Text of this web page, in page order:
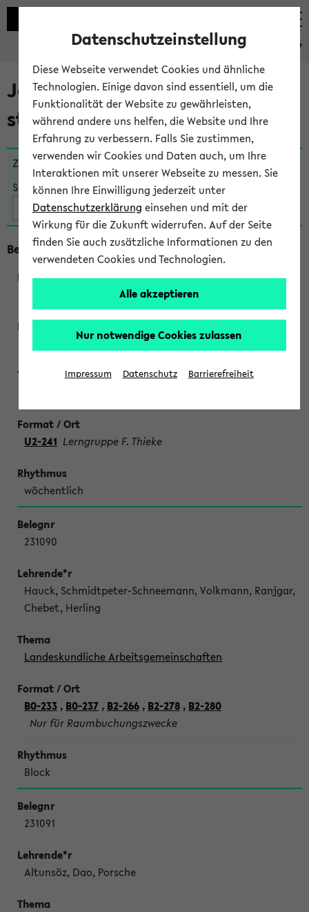
eKVV
Jetzt und in Kürze
stattfindende Veranstaltungen
Zu viele Veranstaltungen?Fakultät wählen
Suche:
Beginn um 8 Uhr
U2-241 Lerngruppe F. Thieke
wöchentlich
231090
Hauck, Schmidtpeter-Schneemann, Volkmann, Ranjgar,
Chebet, Herling
Landeskundliche Arbeitsgemeinschaften
B0-233 , B0-237 , B2-266 , B2-278 , B2-280
Nur für Raumbuchungszwecke
Block
231091
Altunsöz, Dao, Porsche
Datenschutzeinstellung
Diese Webseite verwendet Cookies und ähnliche
Technologien. Einige davon sind essentiell, um die
Funktionalität der Website zu gewährleisten,
während andere uns helfen, die Website und Ihre
Erfahrung zu verbessern. Falls Sie zustimmen,
verwenden wir Cookies und Daten auch, um Ihre
Interaktionen mit unserer Webseite zu messen. Sie
können Ihre Einwilligung jederzeit unter
Datenschutzerklärung einsehen und mit der
Wirkung für die Zukunft widerrufen. Auf der Seite
finden Sie auch zusätzliche Informationen zu den
verwendeten Cookies und Technologien.
Alle akzeptieren
Nur notwendige Cookies zulassen
Impressum Datenschutz Barrierefreiheit